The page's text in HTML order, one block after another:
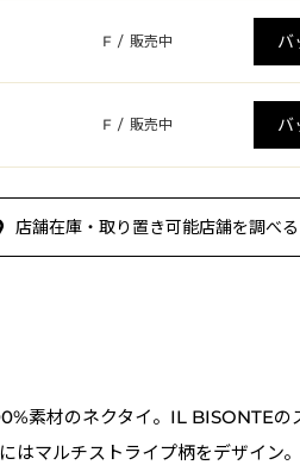
F / 販売中 バ
F / 販売中 バ
店舗在庫・取り置き可能店舗を調べる
素材のネクタイ。IL BISONTEの
はマルチストライプ柄をデザイン